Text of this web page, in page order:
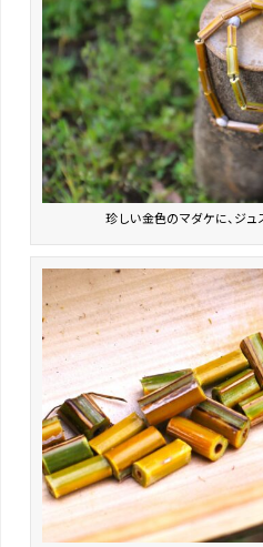
珍しい金色のマダケに、ジ